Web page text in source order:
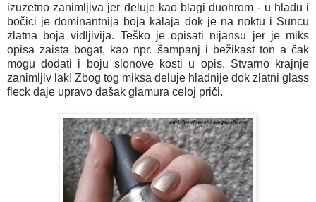
izuzetno zanimljiva jer deluje kao blagi duohrom - u hladu i
bočici je dominantnija boja kalaja dok je na noktu i Suncu
zlatna boja vidljivija. Teško je opisati nijansu jer je miks
opisa zaista bogat, kao npr. šampanj i bežikast ton a čak
mogu dodati i boju slonove kosti u opis. Stvarno krajnje
zanimljiv lak! Zbog tog miksa deluje hladnije dok zlatni glass
fleck daje upravo dašak glamura celoj priči.